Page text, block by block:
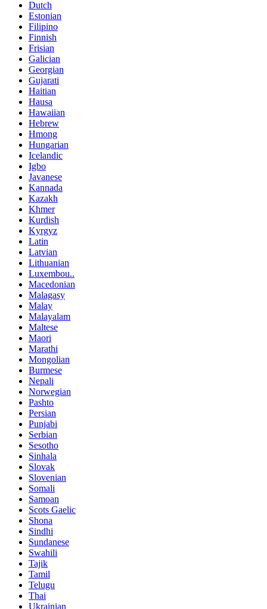
Dutch
Estonian
Filipino
Finnish
Frisian
Galician
Georgian
Gujarati
Haitian
Hausa
Hawaiian
Hebrew
Hmong
Hungarian
Icelandic
Igbo
Javanese
Kannada
Kazakh
Khmer
Kurdish
Kyrgyz
Latin
Latvian
Lithuanian
Luxembou..
Macedonian
Malagasy
Malay
Malayalam
Maltese
Maori
Marathi
Mongolian
Burmese
Nepali
Norwegian
Pashto
Persian
Punjabi
Serbian
Sesotho
Sinhala
Slovak
Slovenian
Somali
Samoan
Scots Gaelic
Shona
Sindhi
Sundanese
Swahili
Tajik
Tamil
Telugu
Thai
Ukrainian